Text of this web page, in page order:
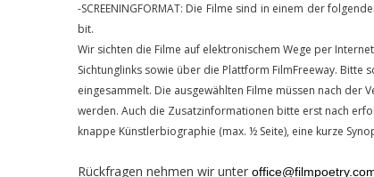
-SCREENINGFORMAT: Die Filme sind in einem der
bit.
Wir sichten die Filme auf elektronischem Wege per
Sichtunglinks sowie über die Plattform FilmFreeway.
eingesammelt. Die ausgewählten Filme müssen nach
werden. Auch die Zusatzinformationen bitte erst nach
knappe Künstlerbiographie (max. ½ Seite), eine kurze
Rückfragen nehmen wir unter